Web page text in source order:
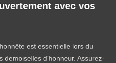
avec vos
est essentielle lors du
d’honneur. Assurez-